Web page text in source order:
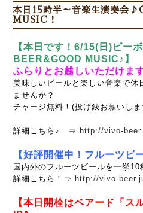
本日15時半～音楽生演奏会
MUSIC！
【本日です！6/15(日)ビー
BEER&GOOD MUSIC♪】
ふらりとお越しいただけま
美味しいビールと楽しい音楽で休
ませんか？
チャージ無料！(投げ銭お願いし
詳細こちら♪ ⇒ http://vivo-
【好評開催中 ！フルーツビ
国内外のフルーツビールを一挙10
詳細こちら！⇒ http://vivo-
【本日開栓はベアード「ス